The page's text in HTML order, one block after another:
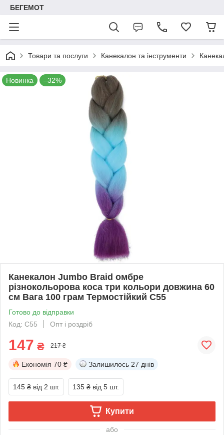
БЕГЕМОТ
Товари та послуги Канекалон та інструменти
Новинка –32%
Канекалон Jumbo Braid омбре
різнокольорова коса три кольори довжина 60
см Вага 100 грам Термостійкий C55
Готово до відправки
Код: C55
Опт і роздріб
147 ₴ 217 ₴
Економія 70 ₴ Залишилось 27 днів
145 ₴ від 2 шт. 135 ₴ від 5 шт.
Купити
або